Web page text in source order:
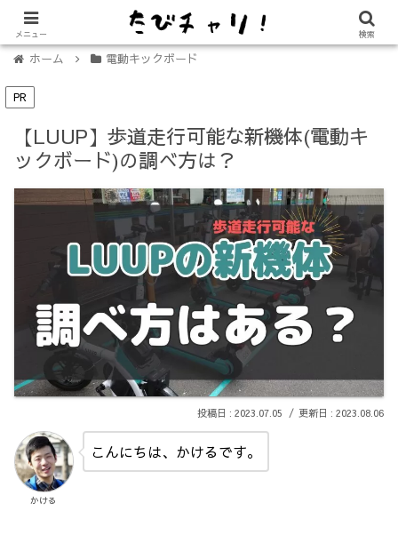
【免許不要に！】電動キックボード「LUUP（ループ）」の始め方
ホーム 電動キックボード
PR
【LUUP】歩道走行可能な新機体(電動キ
ックボード)の調べ方は？
2023.07.05 2023.08.06
かける
こんにちは、かけるです。
メニュー 検索